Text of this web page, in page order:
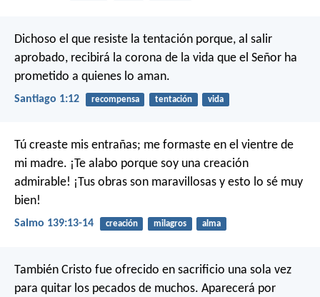
Dichoso el que resiste la tentación porque, al salir
aprobado, recibirá la corona de la vida que el Señor ha
prometido a quienes lo aman.
Santiago 1:12 recompensa tentación vida
Tú creaste mis entrañas; me formaste en el vientre de
mi madre. ¡Te alabo porque soy una creación
admirable! ¡Tus obras son maravillosas y esto lo sé muy
bien!
Salmo 139:13-14 creación milagros alma
También Cristo fue ofrecido en sacrificio una sola vez
para quitar los pecados de muchos. Aparecerá por